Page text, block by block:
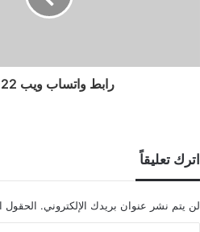
رابط واتساب ويب 2022
اترك تعليقاً
لن يتم نشر عنوان بريدك الإلكتروني. الحقول